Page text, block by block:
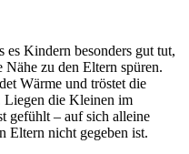
es Kindern besonders gut tut,
zu den Eltern spüren.
Wärme und tröstet die
Liegen die Kleinen im
gefühlt – auf sich alleine
Eltern nicht gegeben ist.